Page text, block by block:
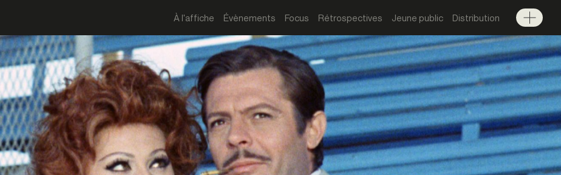
À l'affiche Évènements Focus Rétrospectives Jeune public Distribution
Menu